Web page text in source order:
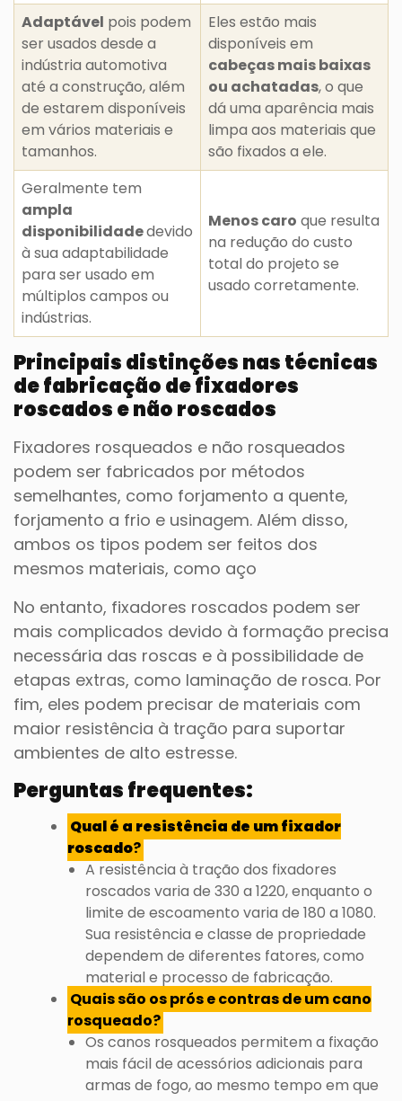
Adaptável pois podem
ser usados desde a
indústria automotiva
até a construção, além
de estarem disponíveis
em vários materiais e
tamanhos.
Eles estão mais
disponíveis em
cabeças mais baixas
ou achatadas, o que
dá uma aparência mais
limpa aos materiais que
são fixados a ele.
Geralmente tem
ampla
disponibilidadedevido
à sua adaptabilidade
para ser usado em
múltiplos campos ou
indústrias.
Menos caro que resulta
na redução do custo
total do projeto se
usado corretamente.
Principais distinções nas técnicas
de fabricação de fixadores
roscados e não roscados
Fixadores rosqueados e não rosqueados
podem ser fabricados por métodos
semelhantes, como forjamento a quente,
forjamento a frio e usinagem. Além disso,
ambos os tipos podem ser feitos dos
mesmos materiais, como aço
No entanto, fixadores roscados podem ser
mais complicados devido à formação precisa
necessária das roscas e à possibilidade de
etapas extras, como laminação de rosca. Por
fim, eles podem precisar de materiais com
maior resistência à tração para suportar
ambientes de alto estresse.
Perguntas frequentes:
Qual é a resistência de um fixador
roscado?
A resistência à tração dos fixadores
roscados varia de 330 a 1220, enquanto o
limite de escoamento varia de 180 a 1080.
Sua resistência e classe de propriedade
dependem de diferentes fatores, como
material e processo de fabricação.
Quais são os prós e contras de um cano
rosqueado?
Os canos rosqueados permitem a fixação
mais fácil de acessórios adicionais para
armas de fogo, ao mesmo tempo em que